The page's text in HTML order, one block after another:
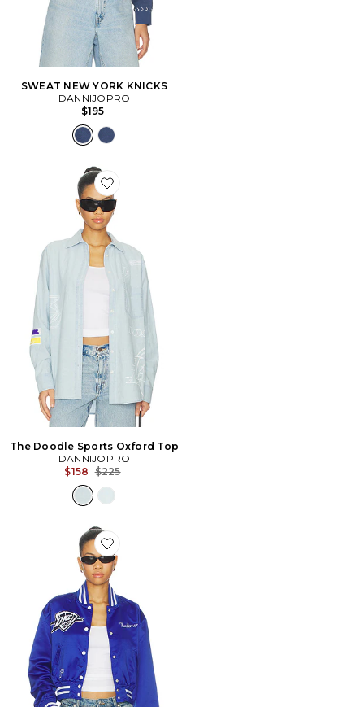
SWEAT NEW YORK KNICKS
DANNIJOPRO
$195
Favorite The Doodle Sports Oxford Top
The Doodle Sports Oxford Top
DANNIJOPRO
$158 Previous price:
$225
Favorite BLOUSON OKLAHOMA CITY THUNDER